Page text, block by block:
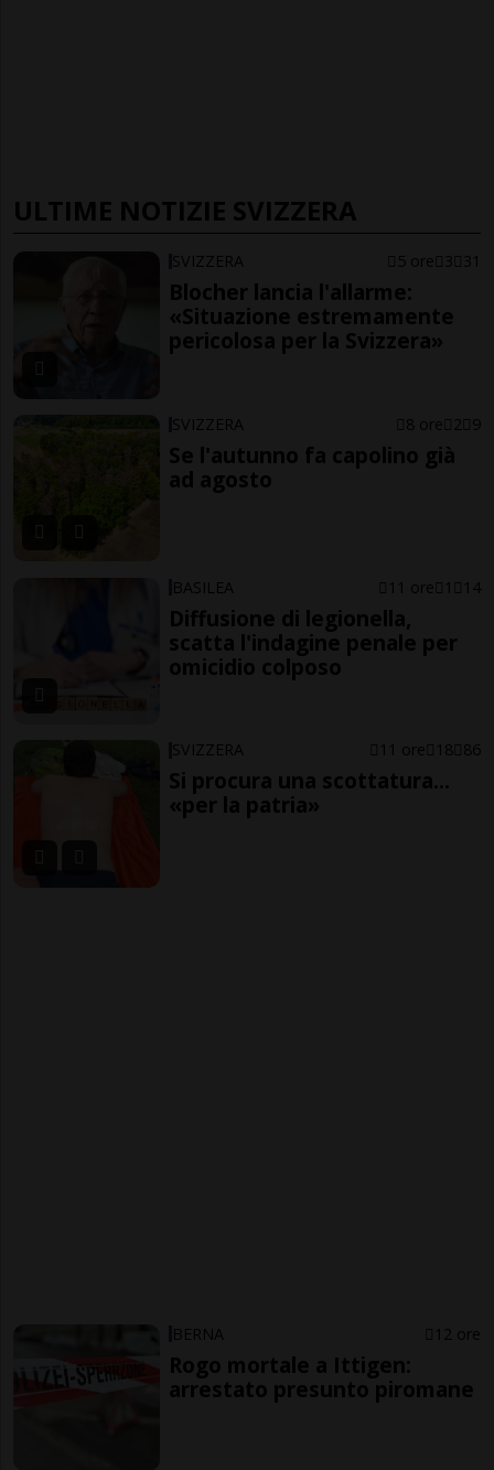
ULTIME NOTIZIE SVIZZERA
SVIZZERA 5 ore 3 31
Blocher lancia l'allarme:
«Situazione estremamente
pericolosa per la Svizzera»
SVIZZERA 8 ore 2 9
Se l'autunno fa capolino già
ad agosto
BASILEA 11 ore 1 14
Diffusione di legionella,
scatta l'indagine penale per
omicidio colposo
SVIZZERA 11 ore 18 86
Si procura una scottatura...
«per la patria»
BERNA 12 ore
Rogo mortale a Ittigen:
arrestato presunto piromane